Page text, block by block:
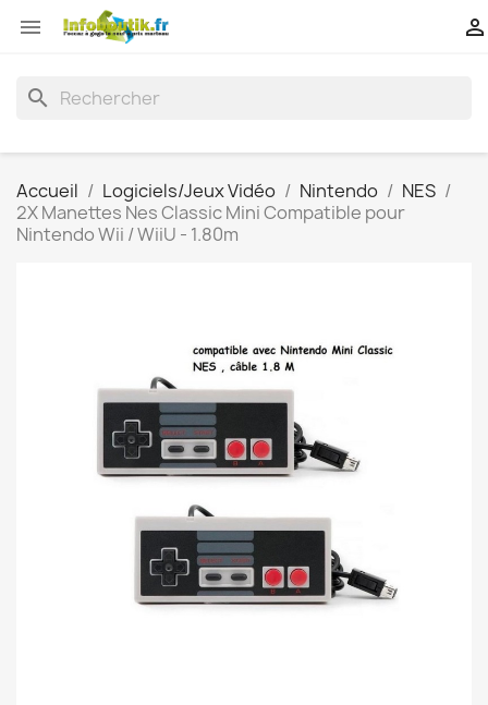
 
search
Accueil Logiciels/Jeux Vidéo Nintendo
NES
2X Manettes Nes Classic Mini Compatible pour
Nintendo Wii / WiiU - 1.80m